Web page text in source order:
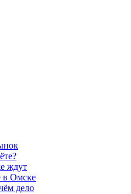
ждут
в Омске
дело